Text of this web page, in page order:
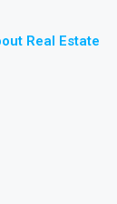
Real Estate